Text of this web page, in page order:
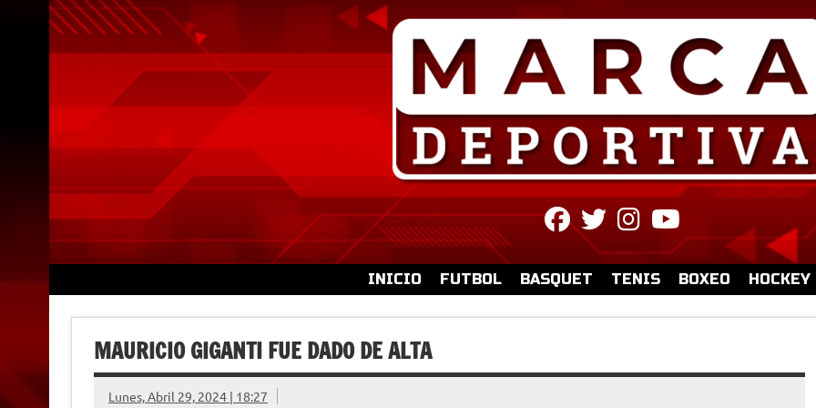
fab
fa-
facebook
fab
fa-
twitter
fab
fa-
instagram
fa-
youtube
INICIO FUTBOL BASQUET TENIS BOXEO HOCKEY
MAURICIO GIGANTI FUE DADO DE ALTA
Lunes, Abril 29, 2024 | 18:27